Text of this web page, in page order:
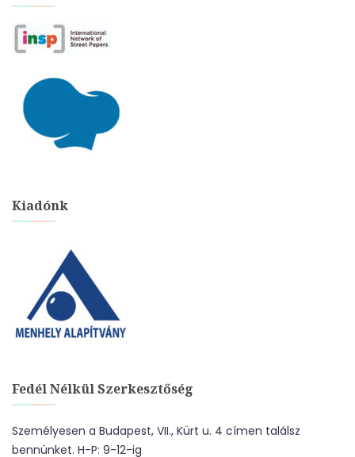
Kiadónk
Fedél Nélkül Szerkesztőség
Személyesen a Budapest, VII., Kürt u. 4 címen találsz
bennünket. H-P: 9-12-ig